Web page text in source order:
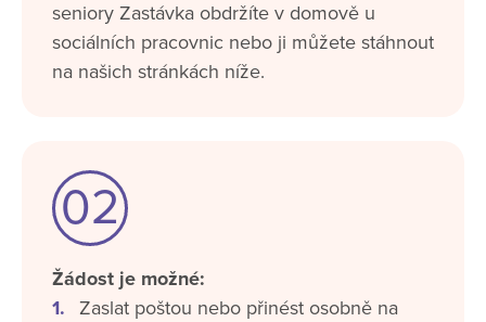
seniory Zastávka obdržíte v domově u
sociálních pracovnic nebo ji můžete stáhnout
na našich stránkách níže.
02
Žádost je možné:
Zaslat poštou nebo přinést osobně na